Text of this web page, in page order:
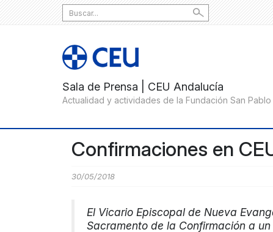
Search
for:
Confirmaciones en
30/05/2018
El Vicario Episcopal de Nueva
Sacramento de la Confirmación a